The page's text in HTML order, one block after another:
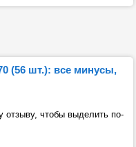
(56 шт.): все минусы,
отзыву, чтобы выделить по-